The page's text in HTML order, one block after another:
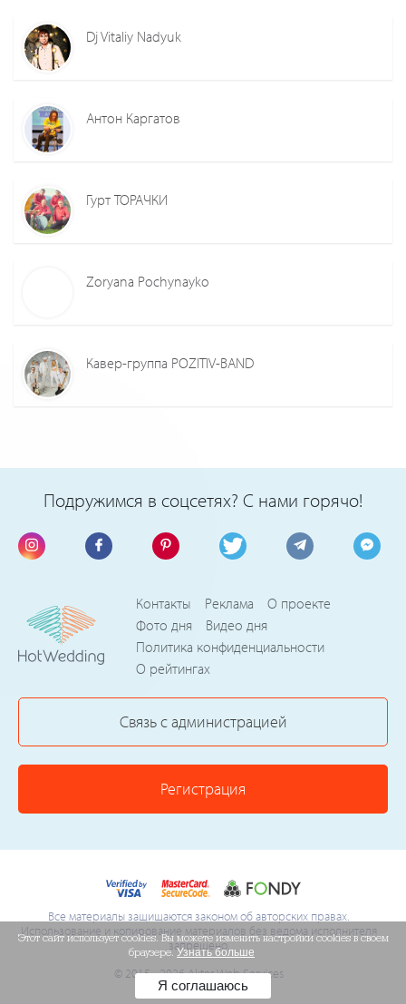
Dj Vitaliy Nadyuk
Антон Каргатов
Гурт ТОРАЧКИ
Zoryana Pochynayko
Кавер-группа POZITIV-BAND
Подружимся в соцсетях? С нами горячо!
Контакты Реклама
О проекте
Фото дня
Видео дня
Политика конфиденциальности
О рейтингах
Связь с администрацией
Регистрация
Все материалы защищаются законом об авторских правах.
Использование и копирование материалов без ведома исполнителя
запрещено.
© 2015 - 2026 Akter Web Services
Этот сайт использует cookies. Вы можете изменить настройки cookies в своем
браузере.Узнать больше
Я соглашаюсь